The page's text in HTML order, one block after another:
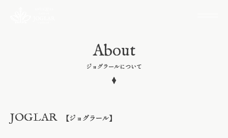
About
ジョグラールについて
JOGLAR 【ジョグラール】